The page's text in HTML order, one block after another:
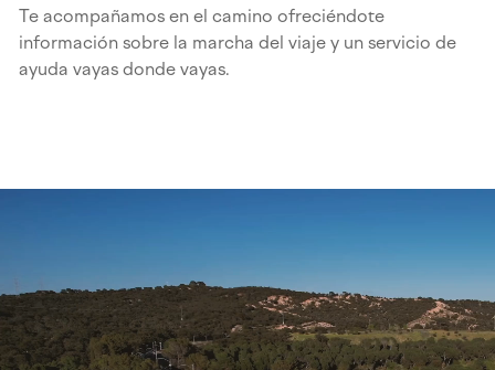
Te acompañamos en el camino ofreciéndote
información sobre la marcha del viaje y un servicio de
ayuda vayas donde vayas.